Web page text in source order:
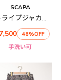
SCAPA
ストライプジャカードスカート
48%OFF
手洗い可